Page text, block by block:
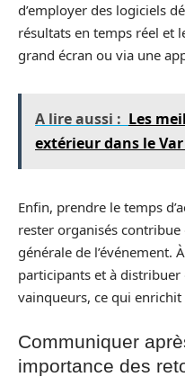
d’employer des logiciels
résultats en temps réel et
grand écran ou via une
A lire aussi : Les
extérieur dans le
Enfin, prendre le temps
rester organisés
générale de l’événement.
participants et à distribuer
vainqueurs, ce qui enrichit
Communiquer
importance des